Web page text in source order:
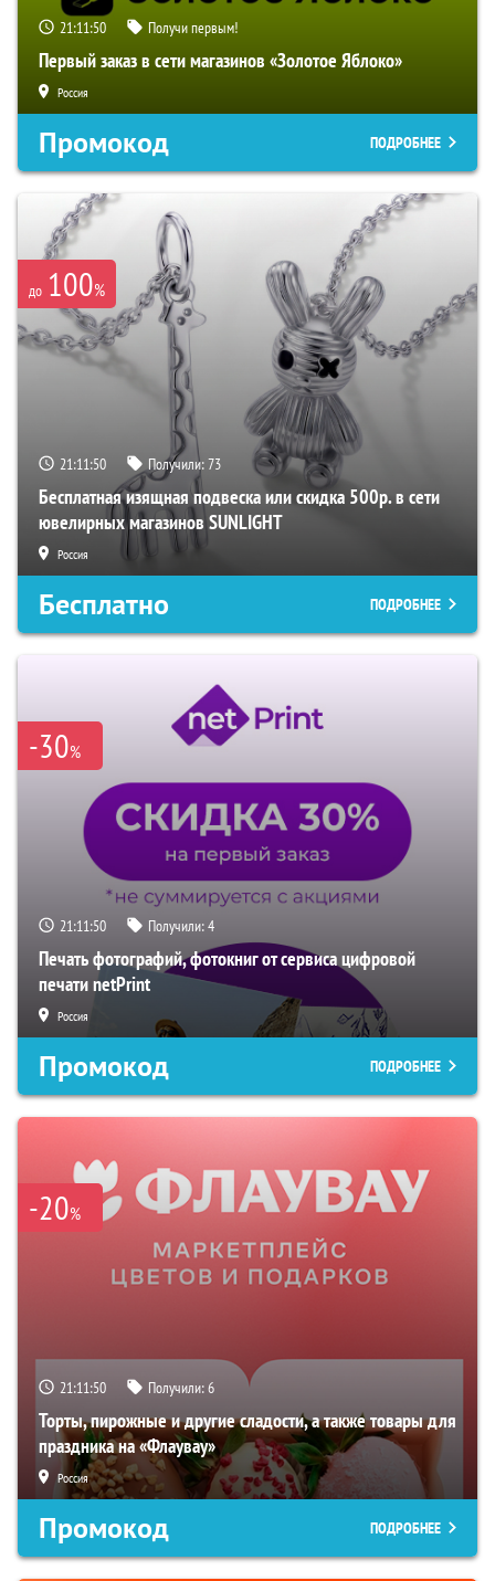
21:11:49 Получи первым!
Первый заказ в сети магазинов «Золотое Яблоко»
Россия
Промокод ПОДРОБНЕЕ
до 100%
21:11:49 Получили:73
Бесплатная изящная подвеска или скидка 500р. в сети
ювелирных магазинов SUNLIGHT
Россия
Бесплатно ПОДРОБНЕЕ
-30%
21:11:49 Получили:4
Печать фотографий, фотокниг от сервиса цифровой
печати netPrint
Россия
Промокод ПОДРОБНЕЕ
-20%
21:11:49 Получили:6
Торты, пирожные и другие сладости, а также товары для
праздника на «Флаувау»
Россия
Промокод ПОДРОБНЕЕ